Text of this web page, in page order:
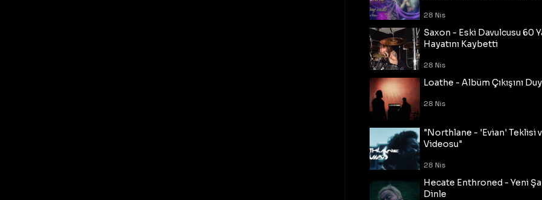
28 Nis
Saxon - Eski Davulcusu 60
Hayatını Kaybetti
28 Nis
Loathe - Albüm Çıkışını
28 Nis
"Northlane - 'Evian' Teklisi
Videosu"
28 Nis
Hecate Enthroned - Yeni
Dinle